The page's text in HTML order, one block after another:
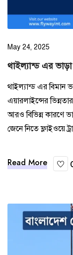
May 24, 2025
থাইল্যান্ড এর
থাইল্যান্ড এর বিমান
এয়ারলাইন্সের
আরও বিভিন্ন কারণে
জেনে নিতে ফ্লাইওয়ে
Read More